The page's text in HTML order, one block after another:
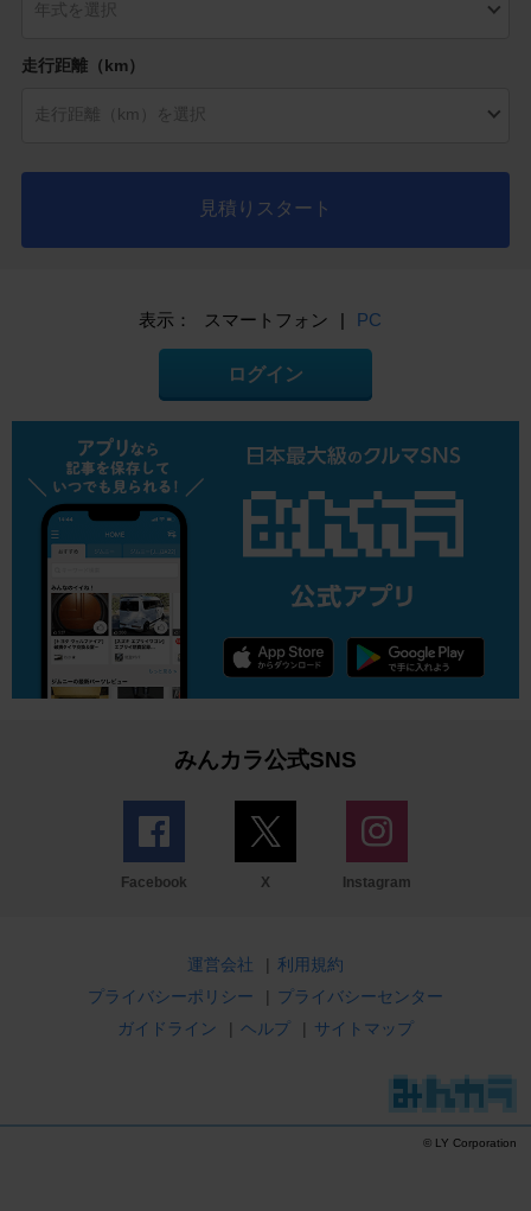
走行距離（km）
見積りスタート
表示： スマートフォン | PC
ログイン
みんカラ公式SNS
Facebook X Instagram
運営会社 | 利用規約
プライバシーポリシー
| プライバシーセンター
ガイドライン
| ヘルプ | サイトマップ
© LY Corporation